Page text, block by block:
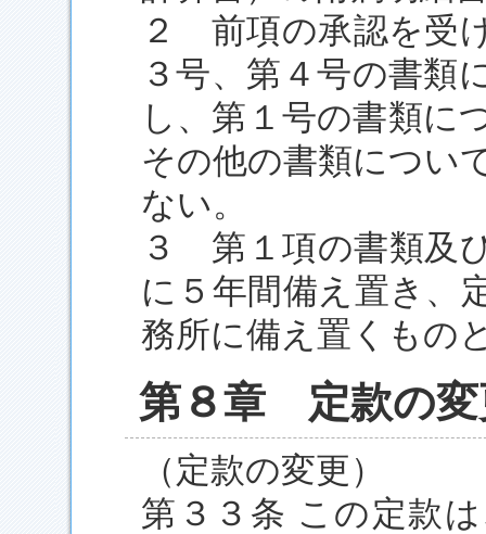
２ 前項の承認を受
３号、第４号の書類
し、第１号の書類に
その他の書類につい
ない。
３ 第１項の書類及
に５年間備え置き、
務所に備え置くもの
第８章 定款の変
（定款の変更）
第３３条 この定款